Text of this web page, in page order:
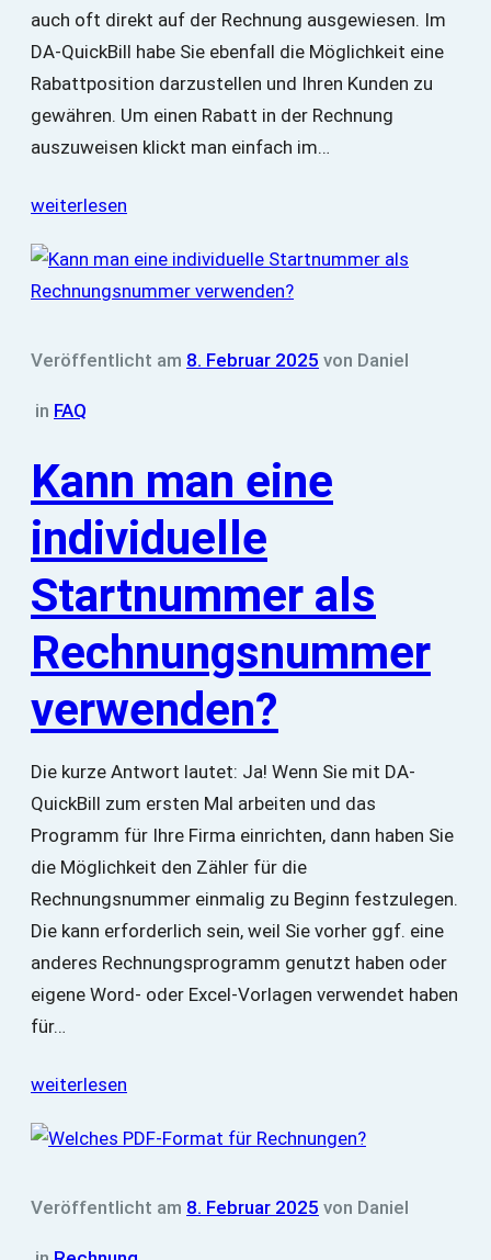
auch oft direkt auf der Rechnung ausgewiesen. Im
DA-QuickBill habe Sie ebenfall die Möglichkeit eine
Rabattposition darzustellen und Ihren Kunden zu
gewähren. Um einen Rabatt in der Rechnung
auszuweisen klickt man einfach im…
weiterlesen
Veröffentlicht am 8. Februar 2025 von Daniel
in FAQ
Kann man eine
individuelle
Startnummer als
Rechnungsnummer
verwenden?
Die kurze Antwort lautet: Ja! Wenn Sie mit DA-
QuickBill zum ersten Mal arbeiten und das
Programm für Ihre Firma einrichten, dann haben Sie
die Möglichkeit den Zähler für die
Rechnungsnummer einmalig zu Beginn festzulegen.
Die kann erforderlich sein, weil Sie vorher ggf. eine
anderes Rechnungsprogramm genutzt haben oder
eigene Word- oder Excel-Vorlagen verwendet haben
für…
weiterlesen
Veröffentlicht am 8. Februar 2025 von Daniel